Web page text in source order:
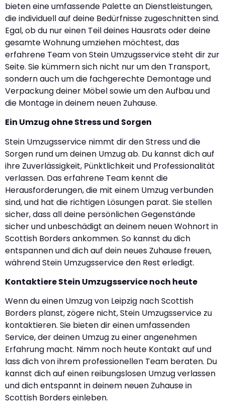
bieten eine umfassende Palette an Dienstleistungen,
die individuell auf deine Bedürfnisse zugeschnitten sind.
Egal, ob du nur einen Teil deines Hausrats oder deine
gesamte Wohnung umziehen möchtest, das
erfahrene Team von Stein Umzugsservice steht dir zur
Seite. Sie kümmern sich nicht nur um den Transport,
sondern auch um die fachgerechte Demontage und
Verpackung deiner Möbel sowie um den Aufbau und
die Montage in deinem neuen Zuhause.
Ein Umzug ohne Stress und Sorgen
Stein Umzugsservice nimmt dir den Stress und die
Sorgen rund um deinen Umzug ab. Du kannst dich auf
ihre Zuverlässigkeit, Pünktlichkeit und Professionalität
verlassen. Das erfahrene Team kennt die
Herausforderungen, die mit einem Umzug verbunden
sind, und hat die richtigen Lösungen parat. Sie stellen
sicher, dass all deine persönlichen Gegenstände
sicher und unbeschädigt an deinem neuen Wohnort in
Scottish Borders ankommen. So kannst du dich
entspannen und dich auf dein neues Zuhause freuen,
während Stein Umzugsservice den Rest erledigt.
Kontaktiere Stein Umzugsservice noch heute
Wenn du einen Umzug von Leipzig nach Scottish
Borders planst, zögere nicht, Stein Umzugsservice zu
kontaktieren. Sie bieten dir einen umfassenden
Service, der deinen Umzug zu einer angenehmen
Erfahrung macht. Nimm noch heute Kontakt auf und
lass dich von ihrem professionellen Team beraten. Du
kannst dich auf einen reibungslosen Umzug verlassen
und dich entspannt in deinem neuen Zuhause in
Scottish Borders einleben.